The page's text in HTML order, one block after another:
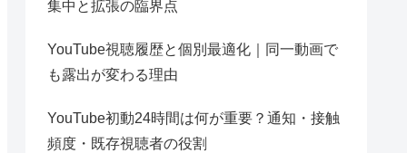
集中と拡張の臨界点
YouTube視聴履歴と個別最適化｜同一動画で
も露出が変わる理由
YouTube初動24時間は何が重要？通知・接触
頻度・既存視聴者の役割